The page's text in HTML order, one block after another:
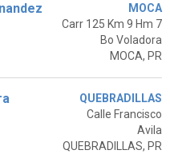
MOCA
Carr 125 Km 9 Hm 7
Bo Voladora
MOCA, PR
QUEBRADILLAS
Calle Francisco
Avila
QUEBRADILLAS, PR